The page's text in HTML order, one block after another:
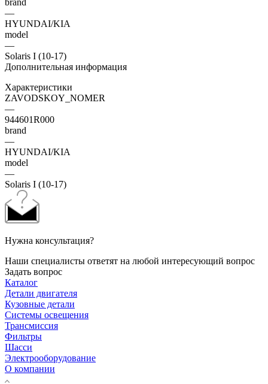
—
HYUNDAI/KIA
model
—
Solaris I (10-17)
Дополнительная информация
Характеристики
ZAVODSKOY_NOMER
—
944601R000
brand
—
HYUNDAI/KIA
model
—
Solaris I (10-17)
Нужна консультация?
Наши специалисты ответят на любой интересующий вопрос
Задать вопрос
Каталог
Детали двигателя
Кузовные детали
Системы освещения
Трансмиссия
Фильтры
Шасси
Электрооборудование
О компании